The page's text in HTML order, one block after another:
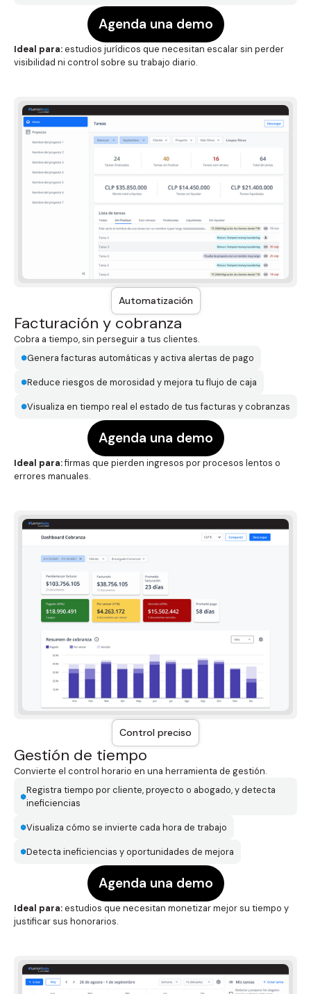
Agenda una demo
Ideal para:estudios jurídicos que necesitan escalar sin perder
visibilidad ni control sobre su trabajo diario.
Automatización
Facturación y cobranza
Cobra a tiempo, sin perseguir a tus clientes.
Genera facturas automáticas y activa alertas de pago
Reduce riesgos de morosidad y mejora tu flujo de caja
Visualiza en tiempo real el estado de tus facturas y cobranzas
Agenda una demo
Ideal para:firmas que pierden ingresos por procesos lentos o
errores manuales.
Control preciso
Gestión de tiempo
Convierte el control horario en una herramienta de gestión.
Registra tiempo por cliente, proyecto o abogado, y detecta
ineficiencias
Visualiza cómo se invierte cada hora de trabajo
Detecta ineficiencias y oportunidades de mejora
Agenda una demo
Ideal para:estudios que necesitan monetizar mejor su tiempo y
justificar sus honorarios.